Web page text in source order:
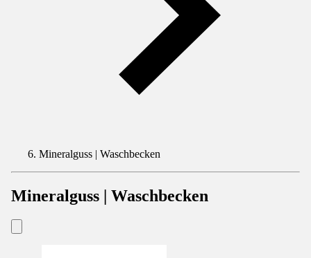
Mineralguss | Waschbecken
Mineralguss | Waschbecken